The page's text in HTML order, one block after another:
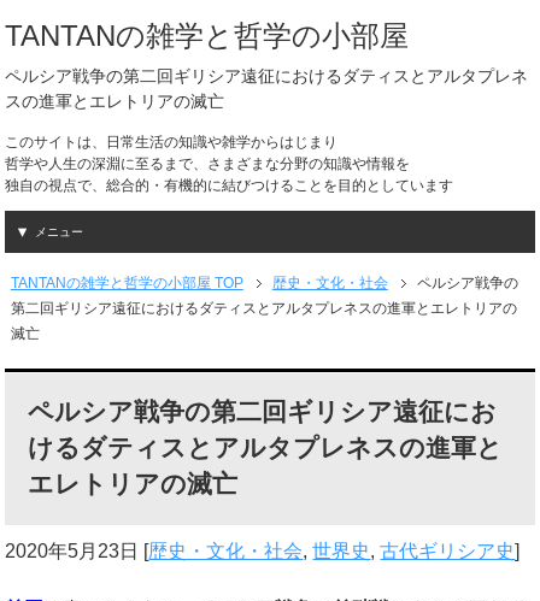
TANTANの雑学と哲学の小部屋
ペルシア戦争の第二回ギリシア遠征におけるダティスとアルタプレネ
スの進軍とエレトリアの滅亡
このサイトは、日常生活の知識や雑学からはじまり
哲学や人生の深淵に至るまで、さまざまな分野の知識や情報を
独自の視点で、総合的・有機的に結びつけることを目的としています
メニュー
TANTANの雑学と哲学の小部屋 TOP 歴史・文化・社会
ペルシア戦争の
第二回ギリシア遠征におけるダティスとアルタプレネスの進軍とエレトリアの
滅亡
ペルシア戦争の第二回ギリシア遠征にお
けるダティスとアルタプレネスの進軍と
エレトリアの滅亡
2020年5月23日 [歴史・文化・社会,世界史,古代ギリシア史]